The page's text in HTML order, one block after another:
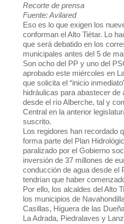
Recorte de prensa
Fuente: Avilared
Eso es lo que exigen los
conforman el Alto Tiétar. Lo
que será debatido en los
municipales antes del 5 de
Son ocho del PP y uno del
aprobado este miércoles en
que solicita el “inicio
hidráulicas para abastecer de
desde el río Alberche, tal y
Central en la anterior
suscrito.
Los regidores han recordado
forma parte del Plan
paralizado por el Gobierno
inversión de 37 millones de
conducción de agua desde el
tendrían que haber
Por ello, los alcaldes del Alto
los municipios de
Casillas, Higuera de las
La Adrada, Piedralaves y